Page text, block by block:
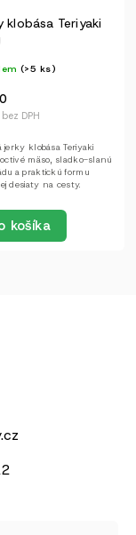
klobása Teriyaki
(>5 ks)
DPH
košíka
jerky klobása Teriyaki
mäso, sladko-slanú
a praktickú formu
desiaty na cesty.